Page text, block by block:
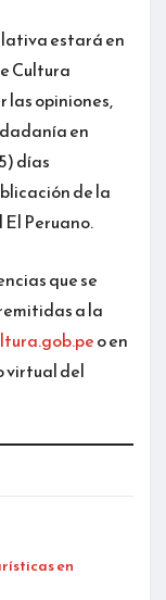
estará en
Cultura
las opiniones,
en
días
de la
Peruano.
que se
a la
o en
virtual del
en